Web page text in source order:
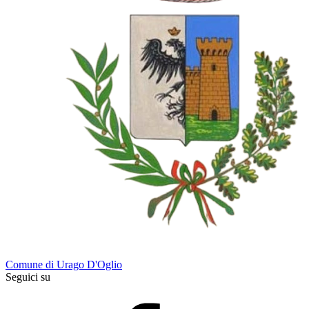
Comune di Urago D'Oglio
Seguici su